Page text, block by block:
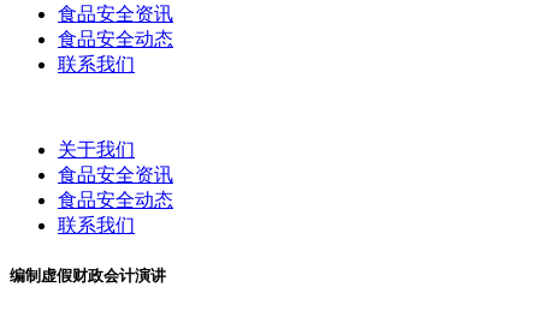
食品安全资讯
食品安全动态
联系我们
关于我们
食品安全资讯
食品安全动态
联系我们
编制虚假财政会计演讲